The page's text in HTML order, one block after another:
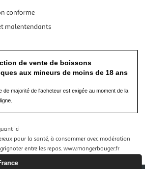
conforme
malentendants
de vente de boissons
aux mineurs de moins de 18 ans
de majorité de l'acheteur est exigée au moment de la
ici
pour la santé, à consommer avec modération
entre les repas. www.mangerbouger.fr